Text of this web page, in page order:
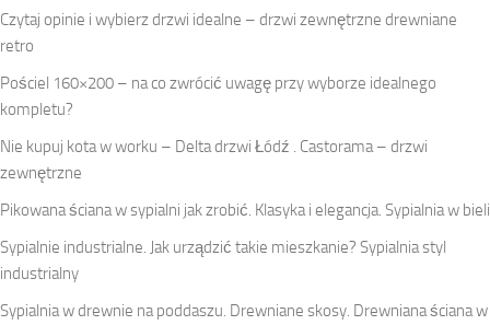
Czytaj opinie i wybierz drzwi idealne – drzwi zewnętrzne drewniane
retro
Pościel 160×200 – na co zwrócić uwagę przy wyborze idealnego
kompletu?
Nie kupuj kota w worku – Delta drzwi Łódź . Castorama – drzwi
zewnętrzne
Pikowana ściana w sypialni jak zrobić. Klasyka i elegancja. Sypialnia w bieli
Sypialnie industrialne. Jak urządzić takie mieszkanie? Sypialnia styl
industrialny
Sypialnia w drewnie na poddaszu. Drewniane skosy. Drewniana ściana w